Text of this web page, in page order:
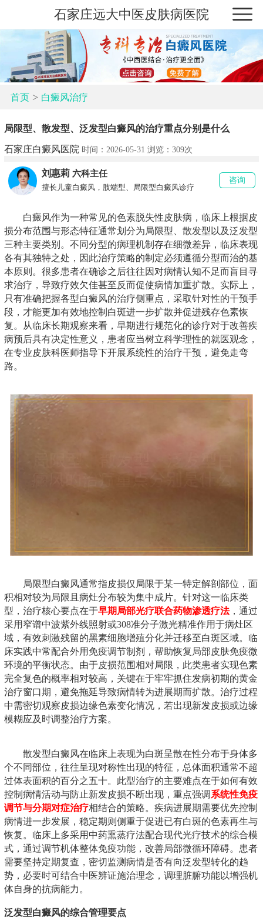
石家庄远大中医皮肤病医院
首页> 白癜风治疗
局限型、散发型、泛发型白癜风的治疗重点分别是什么
石家庄白癜风医院 时间：2026-05-31 浏览： 309次
刘惠莉 六科主任
擅长儿童白癜风，肢端型、局限型白癜风诊疗
咨询
白癜风作为一种常见的色素脱失性皮肤病，临床上根据皮
损分布范围与形态特征通常划分为局限型、散发型以及泛发型
三种主要类别。不同分型的病理机制存在细微差异，临床表现
各有其独特之处，因此治疗策略的制定必须遵循分型而治的基
本原则。很多患者在确诊之后往往因对病情认知不足而盲目寻
求治疗，导致疗效欠佳甚至反而促使病情加重扩散。实际上，
只有准确把握各型白癜风的治疗侧重点，采取针对性的干预手
段，才能更加有效地控制白斑进一步扩散并促进残存色素恢
复。从临床长期观察来看，早期进行规范化的诊疗对于改善疾
病预后具有决定性意义，患者应当树立科学理性的就医观念，
在专业皮肤科医师指导下开展系统性的治疗干预，避免走弯
路。
局限型白癜风通常指皮损仅局限于某一特定解剖部位，面
积相对较为局限且病灶分布较为集中成片。针对这一临床类
型，治疗核心要点在于早期局部光疗联合药物渗透疗法，通过
采用窄谱中波紫外线照射或308准分子激光精准作用于病灶区
域，有效刺激残留的黑素细胞增殖分化并迁移至白斑区域。临
床实践中常配合外用免疫调节制剂，帮助恢复局部皮肤免疫微
环境的平衡状态。由于皮损范围相对局限，此类患者实现色素
完全复色的概率相对较高，关键在于牢牢抓住发病初期的黄金
治疗窗口期，避免拖延导致病情转为进展期而扩散。治疗过程
中需密切观察皮损边缘色素变化情况，若出现新发皮损或边缘
模糊应及时调整治疗方案。
散发型白癜风在临床上表现为白斑呈散在性分布于身体多
个不同部位，往往呈现对称性出现的特征，总体面积通常不超
过体表面积的百分之五十。此型治疗的主要难点在于如何有效
控制病情活动与防止新发皮损不断出现，重点强调系统性免疫
调节与分期对症治疗相结合的策略。疾病进展期需要优先控制
病情进一步发展，稳定期则侧重于促进已有白斑的色素再生与
恢复。临床上多采用中药熏蒸疗法配合现代光疗技术的综合模
式，通过调节机体整体免疫功能，改善局部微循环障碍。患者
需要坚持定期复查，密切监测病情是否有向泛发型转化的趋
势，必要时可结合中医辨证施治理念，调理脏腑功能以增强机
体自身的抗病能力。
泛发型白癜风的综合管理要点